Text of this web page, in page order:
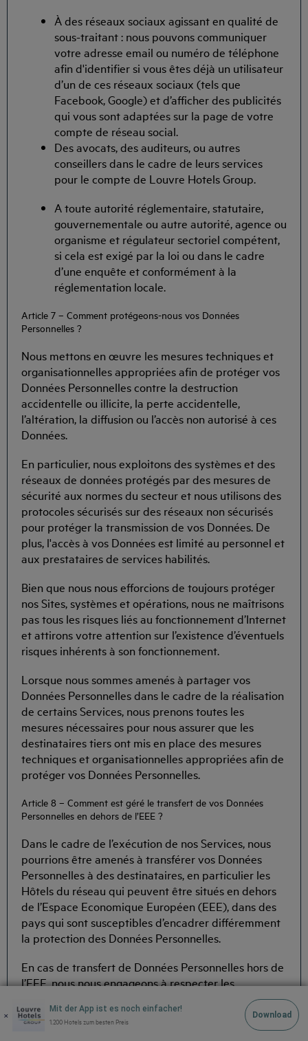
À des réseaux sociaux agissant en qualité de
sous-traitant : nous pouvons communiquer
votre adresse email ou numéro de téléphone
afin d'identifier si vous êtes déjà un utilisateur
d’un de ces réseaux sociaux (tels que
Facebook, Google) et d’afficher des publicités
qui vous sont adaptées sur la page de votre
compte de réseau social.
Des avocats, des auditeurs, ou autres
conseillers dans le cadre de leurs services
pour le compte de Louvre Hotels Group.
A toute autorité réglementaire, statutaire,
gouvernementale ou autre autorité, agence ou
organisme et régulateur sectoriel compétent,
si cela est exigé par la loi ou dans le cadre
d’une enquête et conformément à la
réglementation locale.
Article 7 – Comment protégeons-nous vos Données
Personnelles ?
Nous mettons en œuvre les mesures techniques et
organisationnelles appropriées afin de protéger vos
Données Personnelles contre la destruction
accidentelle ou illicite, la perte accidentelle,
l’altération, la diffusion ou l’accès non autorisé à ces
Données.
En particulier, nous exploitons des systèmes et des
réseaux de données protégés par des mesures de
sécurité aux normes du secteur et nous utilisons des
protocoles sécurisés sur des réseaux non sécurisés
pour protéger la transmission de vos Données. De
plus, l'accès à vos Données est limité au personnel et
aux prestataires de services habilités.
Bien que nous nous efforcions de toujours protéger
nos Sites, systèmes et opérations, nous ne maîtrisons
pas tous les risques liés au fonctionnement d’Internet
et attirons votre attention sur l’existence d’éventuels
risques inhérents à son fonctionnement.
Lorsque nous sommes amenés à partager vos
Données Personnelles dans le cadre de la réalisation
de certains Services, nous prenons toutes les
mesures nécessaires pour nous assurer que les
destinataires tiers ont mis en place des mesures
techniques et organisationnelles appropriées afin de
protéger vos Données Personnelles.
Article 8 – Comment est géré le transfert de vos Données
Personnelles en dehors de l’EEE ?
Dans le cadre de l’exécution de nos Services, nous
pourrions être amenés à transférer vos Données
Personnelles à des destinataires, en particulier les
Hôtels du réseau qui peuvent être situés en dehors
de l’Espace Economique Européen (EEE), dans des
pays qui sont susceptibles d’encadrer différemment
la protection des Données Personnelles.
En cas de transfert de Données Personnelles hors de
l’EEE, nous nous engageons à respecter les
exigences de la Règlementation Applicable et à
mettre en place les garanties appropriées
nécessaires à un tel transfert.
× Mit der App ist es noch einfacher!
1.200 Hotels zum besten Preis
Download